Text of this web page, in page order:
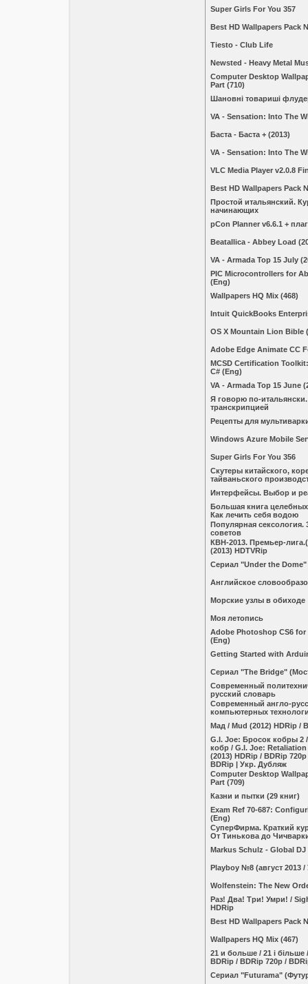
Super Girls For You 357
Best HD Wallpapers Pack
Tiesto - Club Life
Newsted - Heavy Metal
Computer Desktop
Part (710)
Шановні товариші
VA - Sensation: Into The
Баста - Баста + (2013)
VA - Sensation: Into The
VLC Media Player v2.0.8
Best HD Wallpapers Pack
Простой итальянский.
начинающих
pCon Planner v6.6.1 +
Beatallica - Abbey Load
VA - Armada Top 15 July
PIC Microcontrollers for
(Eng)
Wallpapers HQ Mix (468)
Intuit QuickBooks
OS X Mountain Lion Bible
Adobe Edge Animate CC
MCSD Certification
C# (Eng)
VA - Armada Top 15 June
Я говорю по-
транскрипцией
Рецепты для
Windows Azure Mobile
Super Girls For You 356
Скутеры китайского,
тайваньского
Интерфейсы. Выбор и
Большая книга
Как лечить себя водою
Популярная сексология.
советов
КВН-2013. Премьер-
(2013) HDTVRip
Сериал "Under the
Английское
Морские узлы в обиходе
Моя летопись
Adobe Photoshop CS6
(Eng)
Getting Started with
Сериал "The Bridge"
Современный
русский словарь
Современный англо-
компьютерных
Мад / Mud (2012) HDRip /
G.I. Joe: Бросок кобры 2
кобр / G.I. Joe:
(2013) HDRip / BDRip
BDRip | Укр. Дубляж
Computer Desktop
Part (709)
Казни и пытки (29 книг)
Exam Ref 70-687:
(Eng)
СуперФирма. Краткий
От Тинькова до
Markus Schulz - Global
Plаybоy №8 (август 2013 /
Wolfenstein: The New
Раз! Два! Три! Умри! /
HDRip
Best HD Wallpapers Pack
Wallpapers HQ Mix (467)
21 и больше / 21 і більше
BDRip / BDRip 720p /
Сериал "Futurama"